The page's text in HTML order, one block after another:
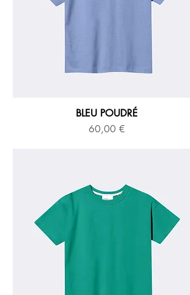
BLEU POUDRÉ
Prix
60,00 €